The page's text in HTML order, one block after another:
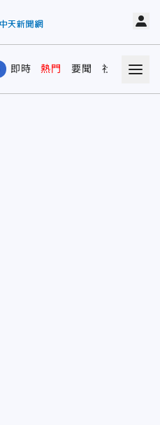
即時 熱門 要聞 社會 娛樂